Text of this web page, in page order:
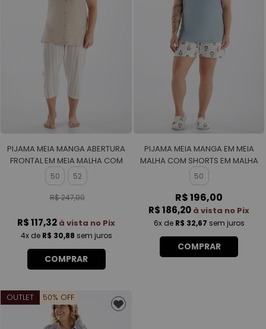
PIJAMA MEIA MANGA ABERTURA
FRONTAL EM MEIA MALHA COM
CAPRI EM MALHA ROTATIVA
FEMININO
50 52
R$ 247,00
R$ 117,32 à vista no Pix
4xde R$ 30,88 sem juros
COMPRAR
PIJAMA MEIA MANGA EM MEIA
MALHA COM SHORTS EM MALHA
ROTATIVA FEMININO
50
R$ 196,00
R$ 186,20 à vista no Pix
6xde R$ 32,67 sem juros
COMPRAR
OUTLET 50% OFF